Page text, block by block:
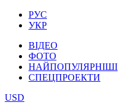
РУС
УКР
ВІДЕО
ФОТО
НАЙПОПУЛЯРНІШІ
СПЕЦПРОЕКТИ
USD